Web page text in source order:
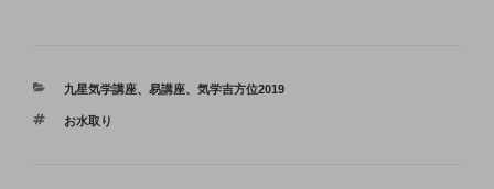
カ
ゴ
九星気学講座、 易講座、 気学吉方位2019
タ
お水取り